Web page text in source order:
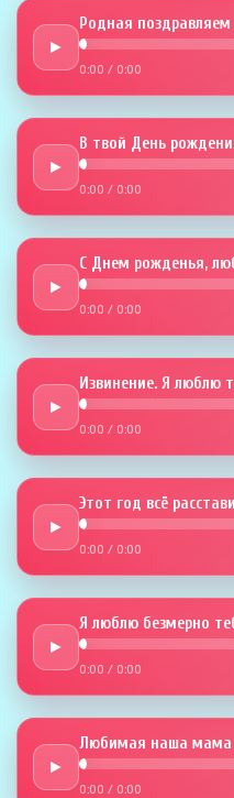
►
Родная
0:00 / 0:00
►
В твой День
0:00 / 0:00
►
С Днем рожденья,
0:00 / 0:00
►
Извинение. Я люблю
0:00 / 0:00
►
Этот год всё
0:00 / 0:00
►
Я люблю безмерно
0:00 / 0:00
►
Любимая наша мама
0:00 / 0:00